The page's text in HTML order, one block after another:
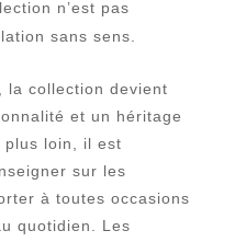
n’est pas
sans sens.
la collection devient
et un héritage
plus loin, il est
sur les
à toutes occasions
quotidien. Les